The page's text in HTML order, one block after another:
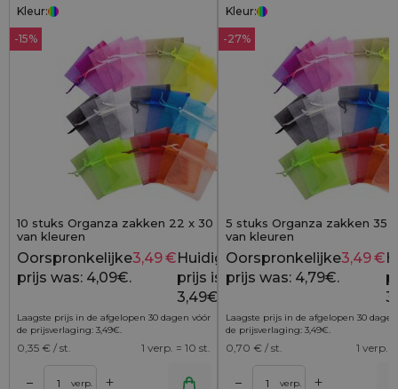
Kleur:
-15%
10 stuks Organza zakken 22 x 30 cm - mix
van kleuren
4,09 €
Oorspronkelijke
prijs was: 4,09€.
3,49€Huidige
prijs is:
3,49€.
Laagste prijs in de afgelopen 30 dagen vóór
de prijsverlaging: 3,49€.
0,35 € / st. 1 verp. = 10 st.
– verp. +
Kleur:
-27%
5 stuks Organza zakken 35
van kleuren
Oorspronkelijke
prijs was: 4,79€.
3,49€
Laagste prijs in de afgelopen 30
de prijsverlaging: 3,49€.
0,70 € / st. 1 verp.
– verp. +
Toevoegen aan winkelwagen Toevoegen aan